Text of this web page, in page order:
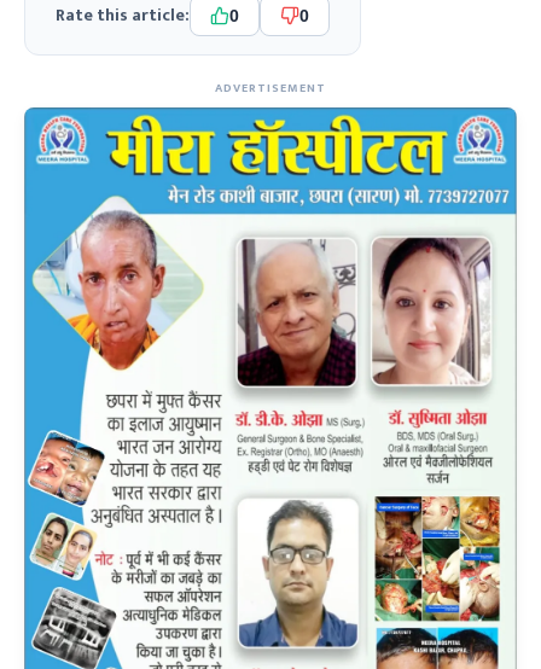
Rate this article: 0 0
ADVERTISEMENT